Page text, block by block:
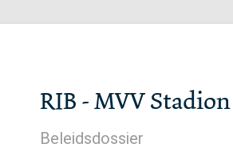
RIB - MVV Stadion
Beleidsdossier